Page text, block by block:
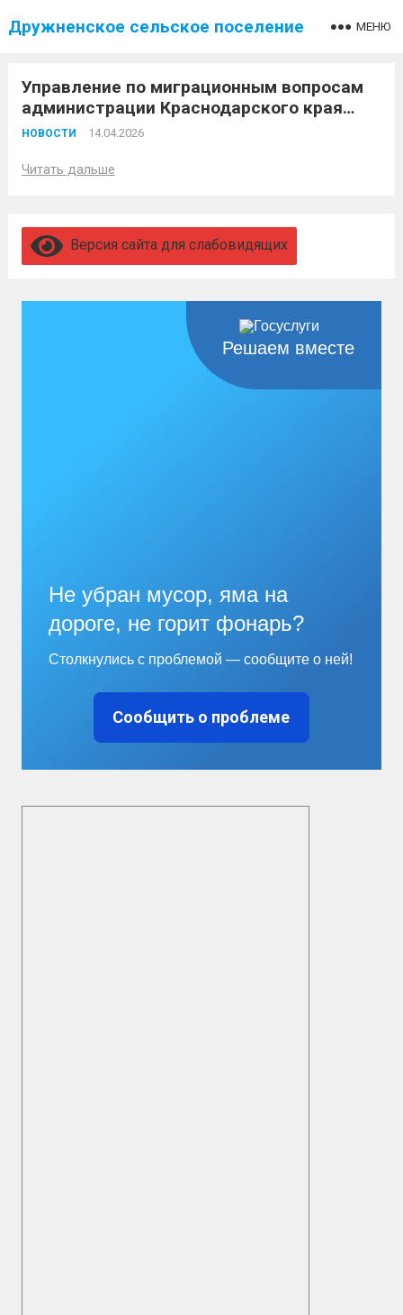
Дружненское сельское поселение МЕНЮ
Управление по миграционным вопросам
администрации Краснодарского края
информирует
НОВОСТИ 14.04.2026
Читать дальше
Версия сайта для слабовидящих
Решаем вместе
Не убран мусор, яма на
дороге, не горит фонарь?
Столкнулись с проблемой — сообщите о ней!
Сообщить о проблеме